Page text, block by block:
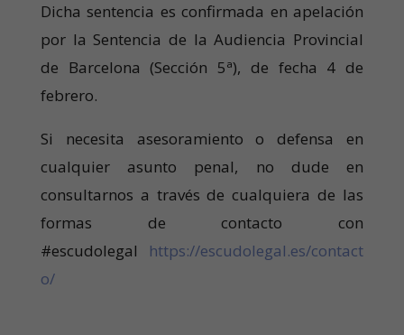
Dicha sentencia es confirmada en apelación
por la Sentencia de la Audiencia Provincial
de Barcelona (Sección 5ª), de fecha 4 de
febrero.
Si necesita asesoramiento o defensa en
cualquier asunto penal, no dude en
consultarnos a través de cualquiera de las
formas de contacto con
#escudolegal https://escudolegal.es/contact
o/